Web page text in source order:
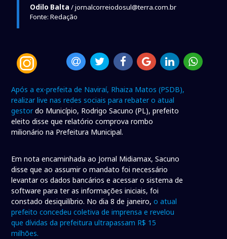
Odilo Balta / jornalcorreiodosul@terra.com.br
Fonte: Redação
Após a ex-prefeita de Naviraí, Rhaiza Matos (PSDB),
realizar live nas redes sociais para rebater o atual
gestordo Município, Rodrigo Sacuno (PL), prefeito
eleito disse que relatório comprova rombo
milionário na Prefeitura Municipal.
Em nota encaminhada ao Jornal Midiamax, Sacuno
disse que ao assumir o mandato foi necessário
levantar os dados bancários e acessar o sistema de
software para ter as informações iniciais, foi
constado desiquilíbrio. No dia 8 de janeiro,o atual
prefeito concedeu coletiva de imprensa e revelou
que dívidas da prefeitura ultrapassam R$ 15
milhões.